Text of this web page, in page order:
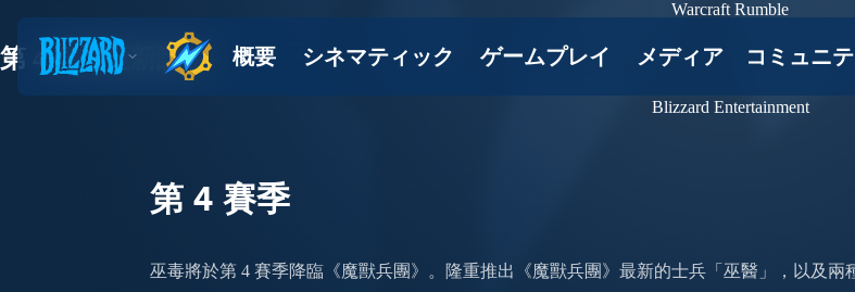
Warcraft Rumble
第 4 賽季更新說明
Blizzard Entertainment
第 4 賽季
巫毒將於第 4 賽季降臨《魔獸兵團》。隆重推出《魔獸兵團》最新的士兵「巫醫」，以及